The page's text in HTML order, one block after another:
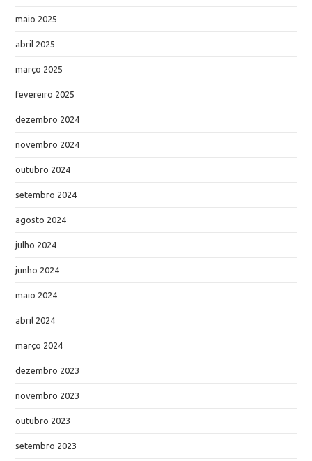
maio 2025
abril 2025
março 2025
fevereiro 2025
dezembro 2024
novembro 2024
outubro 2024
setembro 2024
agosto 2024
julho 2024
junho 2024
maio 2024
abril 2024
março 2024
dezembro 2023
novembro 2023
outubro 2023
setembro 2023